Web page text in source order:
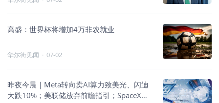
高盛：世界杯将增加4万非农就业
华尔街见闻 · 07-02
昨夜今晨｜Meta转向卖AI算力致美光、闪迪
大跌10%；美联储放弃前瞻指引；SpaceX开